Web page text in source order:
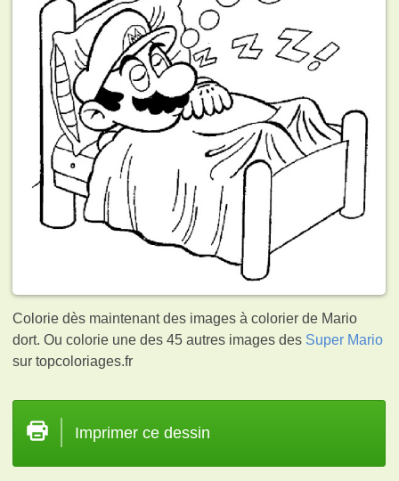
Colorie dès maintenant des images à colorier de Mario
dort. Ou colorie une des 45 autres images des Super Mario
sur topcoloriages.fr
Imprimer ce dessin